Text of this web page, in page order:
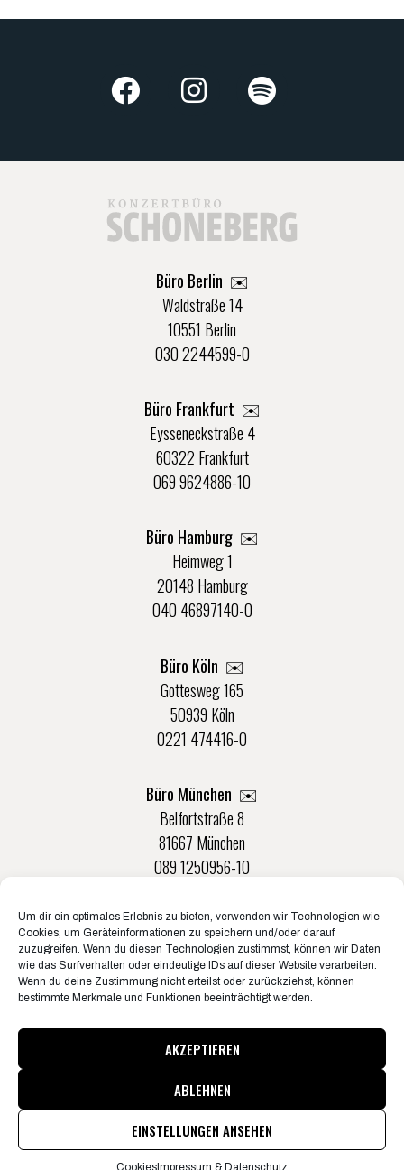
Um dir ein optimales Erlebnis zu bieten, verwenden wir Technologien wie
Cookies, um Geräteinformationen zu speichern und/oder darauf
zuzugreifen. Wenn du diesen Technologien zustimmst, können wir Daten
wie das Surfverhalten oder eindeutige IDs auf dieser Website verarbeiten.
Wenn du deine Zustimmung nicht erteilst oder zurückziehst, können
bestimmte Merkmale und Funktionen beeinträchtigt werden.
AKZEPTIEREN
ABLEHNEN
EINSTELLUNGEN ANSEHEN
Cookies Impressum & Datenschutz
Büro Berlin ✉️
Waldstraße 14
10551 Berlin
030 2244599-0
Büro Frankfurt ✉️
Eysseneckstraße 4
60322 Frankfurt
069 9624886-10
Büro Hamburg ✉️
Heimweg 1
20148 Hamburg
040 46897140-0
Büro Köln ✉️
Gottesweg 165
50939 Köln
0221 474416-0
Büro München ✉️
Belfortstraße 8
81667 München
089 1250956-10
Büro Münster ✉️
Rudolf-Von-Langen-Str. 42
48147 Münster
0251 20132-0
© Konzertbüro Schoneberg 2026
Pressematerial & Akkreditierungen
Informationen zum Jugendschutz
Impressum & Datenschutz